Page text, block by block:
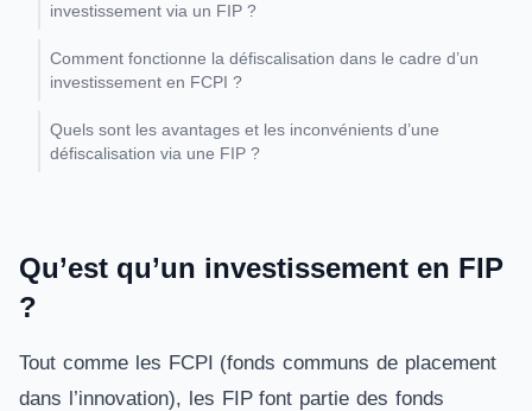
investissement via un FIP ?
Comment fonctionne la défiscalisation dans le cadre d’un
investissement en FCPI ?
Quels sont les avantages et les inconvénients d’une
défiscalisation via une FIP ?
Qu’est qu’un investissement en FIP
?
Tout comme les FCPI (fonds communs de placement
dans l’innovation), les FIP font partie des fonds